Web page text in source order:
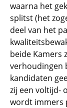
waarna het
splitst (het
deel van het
beide Kamers
verhoudingen
kandidaten
zij een voltijd-
wordt immers